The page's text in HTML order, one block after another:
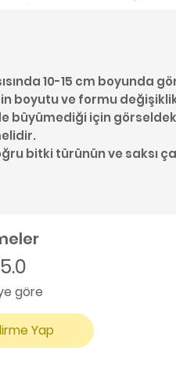
10-15 cm boyunda
boyutu ve formu
büyümediği için
bitki türünün ve saksı
5.0
göre
Yap